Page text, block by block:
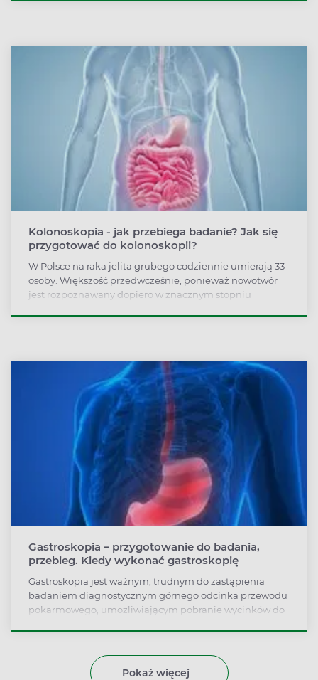
Kolonoskopia - jak przebiega badanie? Jak się
przygotować do kolonoskopii?
W Polsce na raka jelita grubego codziennie umierają 33
osoby. Większość przedwcześnie, ponieważ nowotwór
jest rozpoznawany dopiero w znacznym stopniu
Gastroskopia – przygotowanie do badania,
przebieg. Kiedy wykonać gastroskopię
Gastroskopia jest ważnym, trudnym do zastąpienia
badaniem diagnostycznym górnego odcinka przewodu
pokarmowego, umożliwiającym pobranie wycinków do
pacjenta, zazwyczaj jest jednak bezbolesna i całkowicie
Pokaż więcej